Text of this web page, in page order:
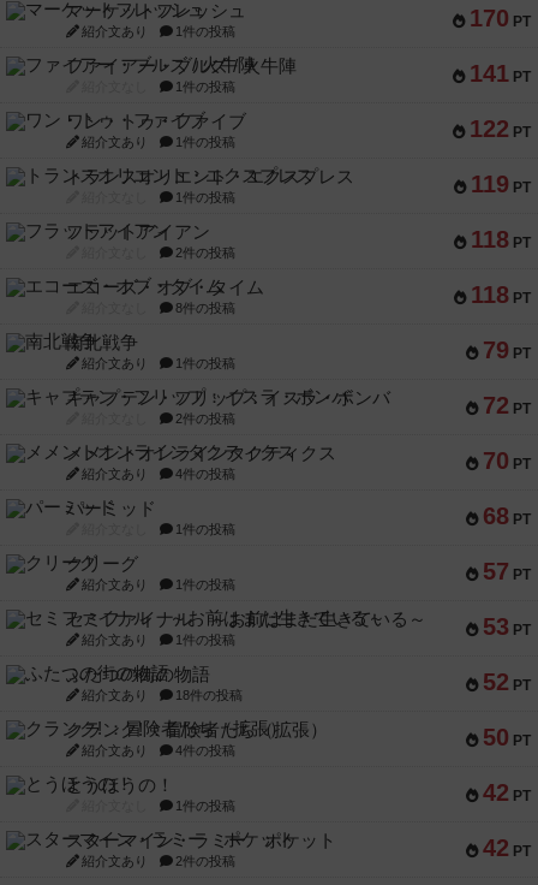
170 PT
マーケットフレッシュ
紹介文あり 1件の投稿
141 PT
ファイアー・ブルズ / 火牛陣
1件の投稿
122 PT
ワン・トゥ・ファイブ
紹介文あり 1件の投稿
119 PT
トランスオリエント・エクスプレス
1件の投稿
118 PT
フラットアイアン
2件の投稿
118 PT
エコーズ・オブ・タイム
8件の投稿
79 PT
南北戦争
紹介文あり 1件の投稿
72 PT
キャプテン・フリップ：イスラ・ボンバ
2件の投稿
70 PT
メメントオンラインタクティクス
紹介文あり 4件の投稿
68 PT
パーミッド
1件の投稿
57 PT
クリーグ
紹介文あり 1件の投稿
53 PT
セミファイナル ～お前はまだ生きている～
紹介文あり 1件の投稿
52 PT
ふたつの街の物語
紹介文あり 18件の投稿
50 PT
クランク! ：冒険者たち（拡張）
紹介文あり 4件の投稿
42 PT
とうほうの！
1件の投稿
42 PT
スターマイン・ラミー ポケット
紹介文あり 2件の投稿